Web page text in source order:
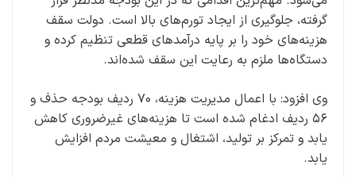
گرفته، جلوگیری از ایجاد تورم‌های بالا است. دولت سقف
هزینه‌های خود را بر پایه درآمدهای قطعی تنظیم کرده و
دستگاه‌ها ملزم به رعایت این سقف شده‌اند.
وی افزود: با اعمال مدیریت هزینه، ۷۰ ردیف بودجه حذف و
۵۶ ردیف ادغام شده است تا هزینه‌های غیرضروری کاهش
یابد و تمرکز بر تولید، اشتغال و معیشت مردم افزایش
یابد.